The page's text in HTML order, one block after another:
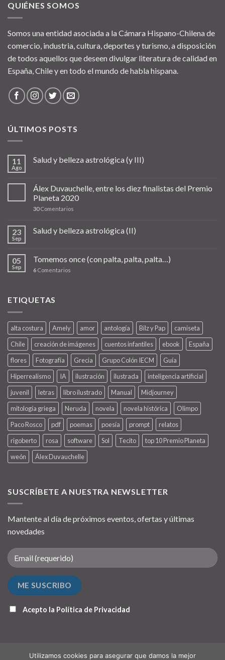
QUIÉNES SOMOS
Somos una entidad asociada a la Cámara Hispano-Chilena de
comercio, industria, cultura, deportes y turismo, a disposición
de todos aquellos que deseen divulgar literatura de calidad en
España, Chile y en todo el mundo de habla hispana.
ÚLTIMOS POSTS
11
Ago
Salud y belleza astrológica (y III)
Álex Duvauchelle, entre los diez finalistas del Premio
Planeta 2020
30Comentarios
23
Sep
Salud y belleza astrológica (II)
05
Sep
Tomemos once (con palta, palta, palta…)
6 Comentarios
ETIQUETAS
alta costura Amely amor antología Bilz y Pap
camiseta
Chile
creación de imágenes cuentos infantiles ebook
España
flores
Fotografía Grecia Grupo Colón IECM
Guía
Hiperrealismo
IA ilustración ilustrada
inteligencia artificial
juvenil
letras libro ilustrado Manual
Midjourney
mitología griega
Neruda novela novela histórica
Olimpo
Paco Rosco
pdf poemas poesía prompt
relatos
rigoberto
rosa software Sol Tecito
top 10 Premio Planeta
weón
Álex Duvauchelle
SUSCRÍBETE A NUESTRA NEWSLETTER
Mantente al día de próximos eventos, ofertas y últimas
novedades
Acepto la Política de Privacidad
Utilizamos cookies para asegurar que damos la mejor